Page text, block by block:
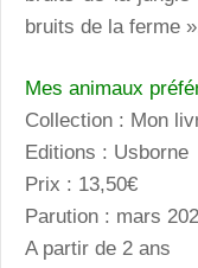
bruits de la ferme
Mes animaux
Collection : Mon
Editions : Usborne
Prix : 13,50€
Parution : mars
A partir de 2 ans